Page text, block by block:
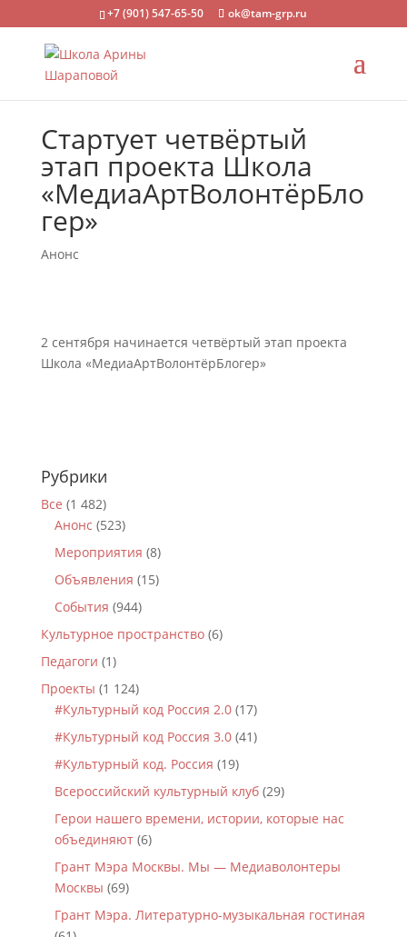
+7 (901) 547-65-50 ok@tam-grp.ru
Стартует четвёртый
этап проекта Школа
«МедиаАртВолонтёрБло
гер»
Анонс
2 сентября начинается четвёртый этап проекта
Школа «МедиаАртВолонтёрБлогер»
Рубрики
Все (1 482)
Анонс (523)
Мероприятия (8)
Объявления (15)
События (944)
Культурное пространство(6)
Педагоги (1)
Проекты (1 124)
#Культурный код Россия 2.0(17)
#Культурный код Россия 3.0(41)
#Культурный код. Россия (19)
Всероссийский культурный клуб(29)
Герои нашего времени, истории, которые нас
объединяют(6)
Грант Мэра Москвы. Мы — Медиаволонтеры
Москвы (69)
Грант Мэра. Литературно-музыкальная гостиная